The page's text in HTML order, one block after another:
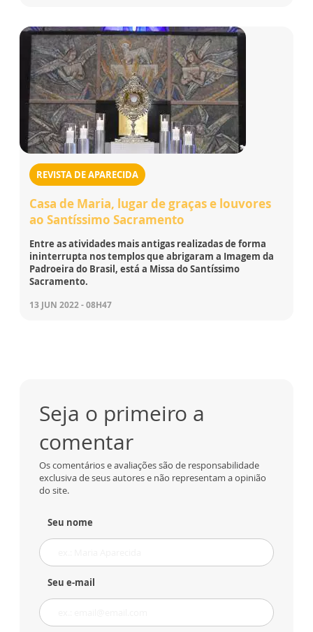
REVISTA DE APARECIDA
Casa de Maria, lugar de graças e louvores
ao Santíssimo Sacramento
Entre as atividades mais antigas realizadas de forma
ininterrupta nos templos que abrigaram a Imagem da
Padroeira do Brasil, está a Missa do Santíssimo
Sacramento.
13 JUN 2022 - 08H47
Seja o primeiro a
comentar
Os comentários e avaliações são de responsabilidade
exclusiva de seus autores e não representam a opinião
do site.
Seu nome
Seu e-mail